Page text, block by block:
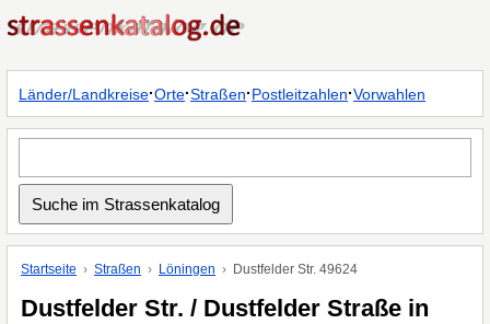
Länder/Landkreise·Orte·Straßen·Postleitzahlen·Vorwahlen
Startseite Straßen Löningen Dustfelder Str. 49624
Dustfelder Str. / Dustfelder Straße in